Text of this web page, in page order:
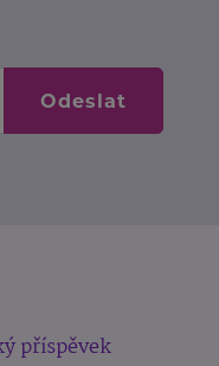
Odeslat
příspěvek